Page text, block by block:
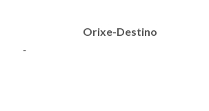
Orixe-Destino
-